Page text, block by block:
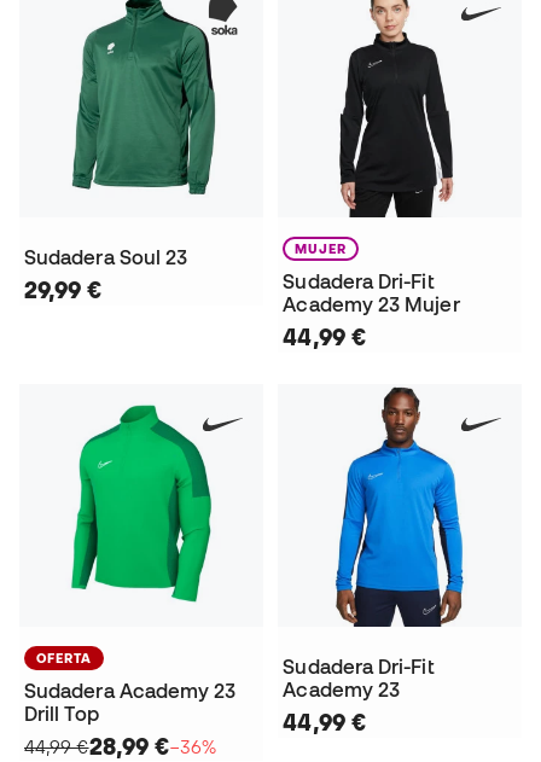
Sudadera Soul 23
29,99 €
MUJER
Sudadera Dri-Fit
Academy 23 Mujer
44,99 €
OFERTA
Sudadera Academy 23
Drill Top
44,99 €28,99 €−36%
Sudadera Dri-Fit
Academy 23
44,99 €